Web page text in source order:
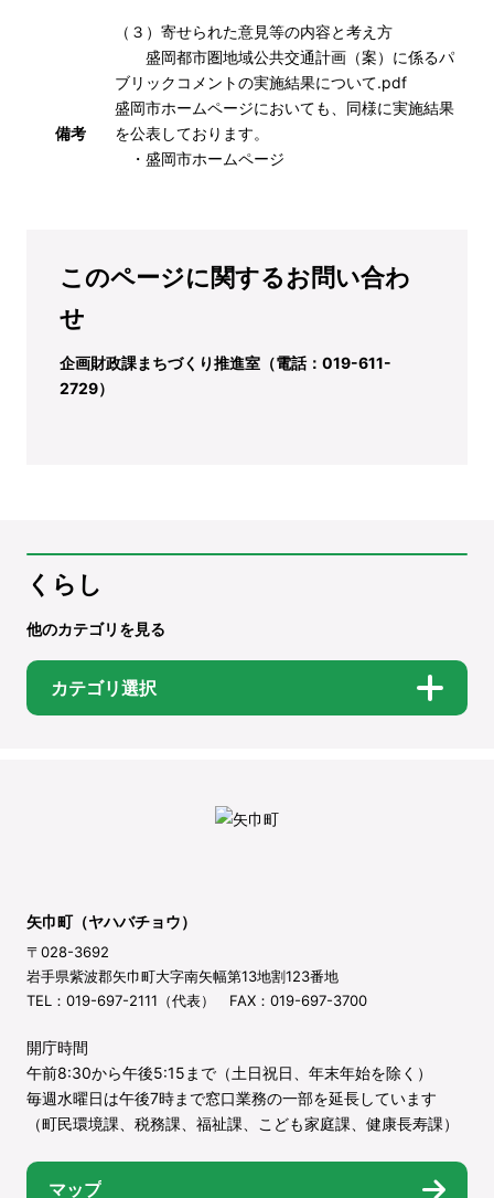
（３）寄せられた意見等の内容と考え方
盛岡都市圏地域公共交通計画（案）に係るパ
ブリックコメントの実施結果について.pdf
備考
盛岡市ホームページにおいても、同様に実施結果
を公表しております。
・ 盛岡市ホームページ
このページに関するお問い合わ
せ
企画財政課まちづくり推進室（電話：019-611-
2729）
くらし
他のカテゴリを見る
カテゴリ選択
矢巾町（ヤハバチョウ）
〒028-3692
岩手県紫波郡矢巾町大字南矢幅第13地割123番地
TEL：019-697-2111（代表） FAX：019-697-3700
開庁時間
午前8:30から午後5:15まで（土日祝日、年末年始を除く）
毎週水曜日は午後7時まで窓口業務の一部を延長しています
（町民環境課、税務課、福祉課、こども家庭課、健康長寿課）
マップ